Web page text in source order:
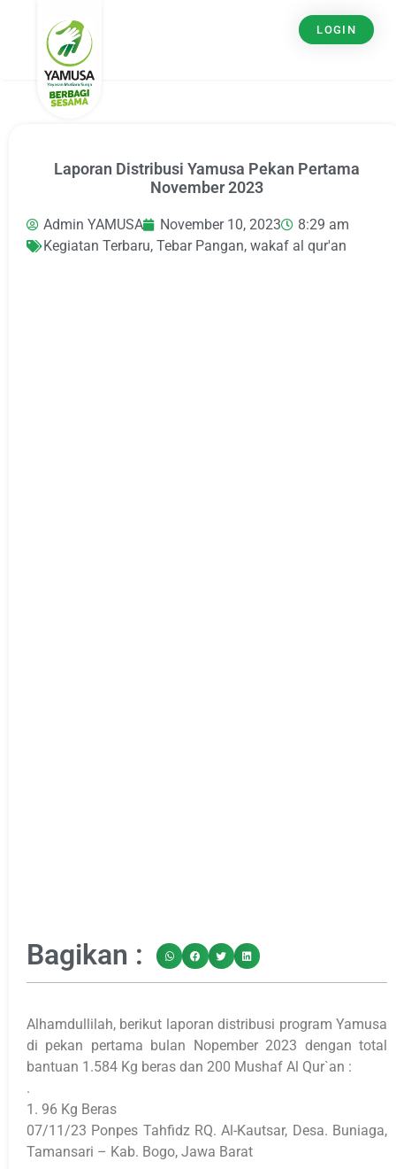
LOGIN
Laporan Distribusi Yamusa Pekan Pertama
November 2023
Admin YAMUSA November 10, 2023
8:29 am
Kegiatan Terbaru, Tebar Pangan, wakaf al qur'an
Bagikan :
Alhamdullilah, berikut laporan distribusi program Yamusa
di pekan pertama bulan Nopember 2023 dengan total
bantuan 1.584 Kg beras dan 200 Mushaf Al Qur`an :
.
1. 96 Kg Beras
07/11/23 Ponpes Tahfidz RQ. Al-Kautsar, Desa. Buniaga,
Tamansari – Kab. Bogo, Jawa Barat